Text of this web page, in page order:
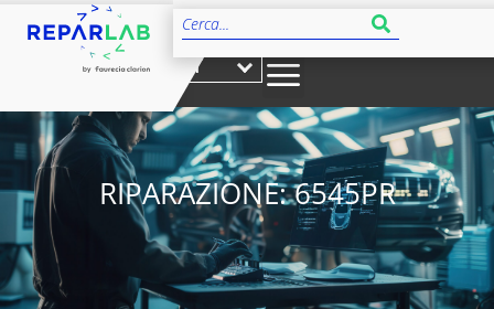
IT
RIPARAZIONE: 6545PR